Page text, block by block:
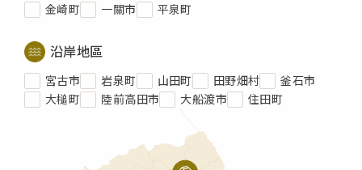
金崎町
一關市 平泉町
沿岸地區
宮古市 岩泉町 山田町 田野畑村
釜石市
大槌町
陸前高田市 大船渡市 住田町